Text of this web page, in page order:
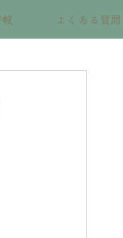
よくある質問